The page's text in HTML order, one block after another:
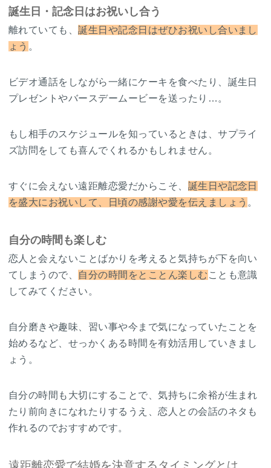
誕生日・記念日はお祝いし合う
離れていても、誕生日や記念日はぜひお祝いし合いまし
ょう 。
ビデオ通話をしながら一緒にケーキを食べたり、誕生日
プレゼントやバースデームービーを送ったり…。
もし相手のスケジュールを知っているときは、サプライ
ズ訪問をしても喜んでくれるかもしれません。
すぐに会えない遠距離恋愛だからこそ、 誕生日や記念日
を盛大にお祝いして、日頃の感謝や愛を伝えましょう 。
自分の時間も楽しむ
恋人と会えないことばかりを考えると気持ちが下を向い
てしまうので、 自分の時間をとことん楽しむ ことも意識
してみてください。
自分磨きや趣味、習い事や今まで気になっていたことを
始めるなど、せっかくある時間を有効活用していきまし
ょう。
自分の時間も大切にすることで、気持ちに余裕が生まれ
たり前向きになれたりするうえ、恋人との会話のネタも
作れるのでおすすめです。
遠距離恋愛で結婚を決意するタイミングとは